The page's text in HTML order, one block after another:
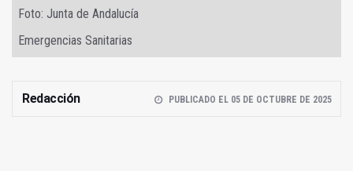
Foto: Junta de Andalucía
Emergencias Sanitarias
Redacción PUBLICADO EL 05 DE OCTUBRE DE 2025